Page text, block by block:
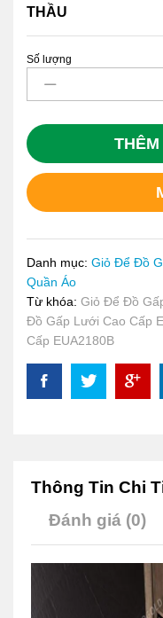
THẦU
Giỏ
Đồ
Gấp
Lưới
Cao
Cấp
EUA2180B
Số lượng
Danh mục: Giỏ Để Đồ
Quần Áo
Từ khóa: Giỏ Để Đồ
Đồ Gấp Lưới Cao Cấp
Cấp EUA2180B
Thông Tin Chi
Đánh giá (0)